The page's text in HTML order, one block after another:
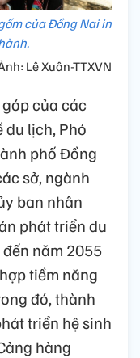
của Đồng Nai in
Lê Xuân-TTXVN
của các
du lịch, Phó
phố Đồng
sở, ngành
ban nhân
phát triển du
năm 2055
tiềm năng
đó, thành
triển hệ sinh
hàng